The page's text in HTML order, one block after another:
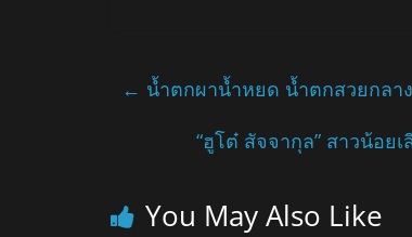
← น้ำตกผาน้ำหยด น้ำตกสวยกล
“ฮูโต๋ สัจจากุล” สาวน้อย
You May Also Like